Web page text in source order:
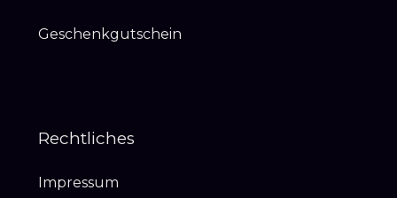
Geschenkgutschein
Rechtliches
Impressum